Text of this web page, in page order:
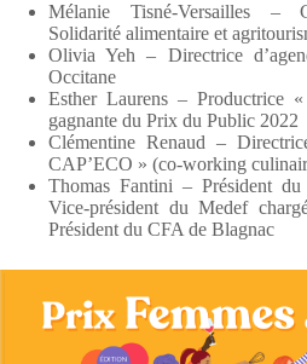
Mélanie Tisné-Versailles –
Solidarité alimentaire et
Olivia Yeh – Directrice
Occitane
Esther Laurens – Productrice
gagnante du Prix du Public 2022
Clémentine Renaud –
CAP’ECO » (co-working
Thomas Fantini – Président
Vice-président du Medef
Président du CFA de Blagnac